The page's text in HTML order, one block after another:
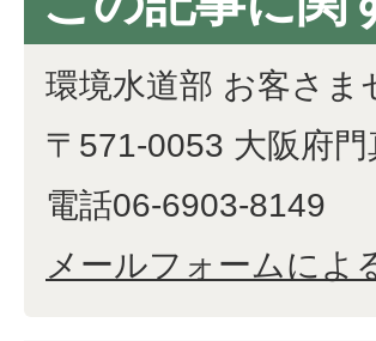
環境水道部 お客さ
〒571-0053 大阪府
電話06-6903-8149
メールフォームによ